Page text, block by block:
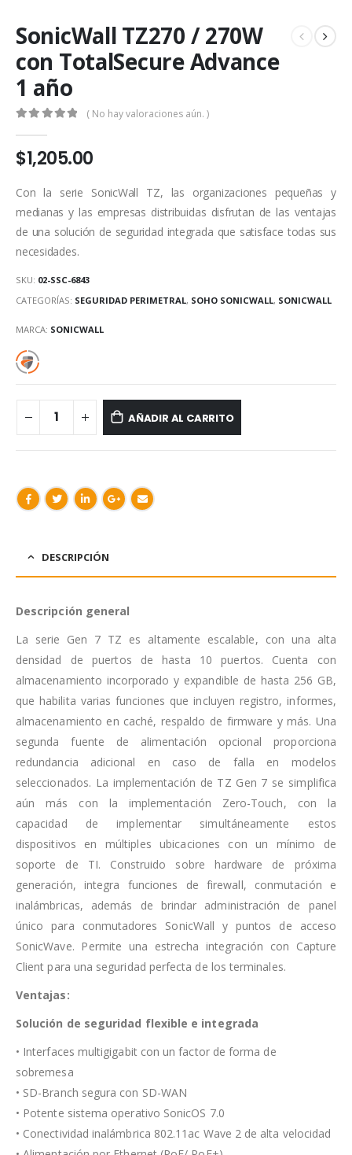
SonicWall TZ270 / 270W
con TotalSecure Advance
1 año
( No hay valoraciones aún. )
$1,205.00
Con la serie SonicWall TZ, las organizaciones pequeñas y
medianas y las empresas distribuidas disfrutan de las ventajas
de una solución de seguridad integrada que satisface todas sus
necesidades.
SKU: 02-SSC-6843
CATEGORÍAS: SEGURIDAD PERIMETRAL, SOHO SONICWALL, SONICWALL
MARCA: SONICWALL
AÑADIR AL CARRITO
DESCRIPCIÓN
Descripción general
La serie Gen 7 TZ es altamente escalable, con una alta
densidad de puertos de hasta 10 puertos. Cuenta con
almacenamiento incorporado y expandible de hasta 256 GB,
que habilita varias funciones que incluyen registro, informes,
almacenamiento en caché, respaldo de firmware y más. Una
segunda fuente de alimentación opcional proporciona
redundancia adicional en caso de falla en modelos
seleccionados. La implementación de TZ Gen 7 se simplifica
aún más con la implementación Zero-Touch, con la
capacidad de implementar simultáneamente estos
dispositivos en múltiples ubicaciones con un mínimo de
soporte de TI. Construido sobre hardware de próxima
generación, integra funciones de firewall, conmutación e
inalámbricas, además de brindar administración de panel
único para conmutadores SonicWall y puntos de acceso
SonicWave. Permite una estrecha integración con Capture
Client para una seguridad perfecta de los terminales.
Ventajas:
Solución de seguridad flexible e integrada
• Interfaces multigigabit con un factor de forma de
sobremesa
• SD-Branch segura con SD-WAN
• Potente sistema operativo SonicOS 7.0
• Conectividad inalámbrica 802.11ac Wave 2 de alta velocidad